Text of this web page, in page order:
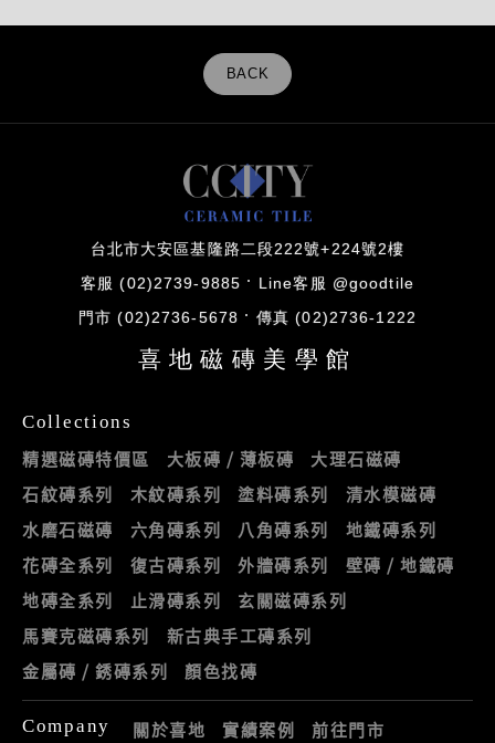
BACK
台北市大安區基隆路二段222號+224號2樓
客服 (02)2739-9885 Line客服 @goodtile
門市 (02)2736-5678 傳真 (02)2736-1222
喜地磁磚美學館
Collections
精選磁磚特價區 大板磚 / 薄板磚
大理石磁磚
石紋磚系列
木紋磚系列 塗料磚系列
清水模磁磚
水磨石磁磚
六角磚系列 八角磚系列
地鐵磚系列
花磚全系列
復古磚系列 外牆磚系列
壁磚 / 地鐵磚
地磚全系列
止滑磚系列
玄關磁磚系列
馬賽克磁磚系列
新古典手工磚系列
金屬磚 / 銹磚系列
顏色找磚
Company 關於喜地 實績案例 前往門市